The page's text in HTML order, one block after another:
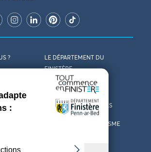
?
LE DÉPARTEMENT DU
FINISTÈRE
VENIR EN FINISTÈRE
CARTES ET BROCHURES
LES OFFICES DE TOURISME